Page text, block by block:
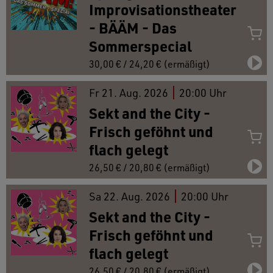
Improvisationstheater
- BÄÄM - Das
Sommerspecial
30,00 € / 24,20 € (ermäßigt)
Fr 21. Aug. 2026 20:00 Uhr
Sekt and the City -
Frisch geföhnt und
flach gelegt
26,50 € / 20,80 € (ermäßigt)
Sa 22. Aug. 2026 20:00 Uhr
Sekt and the City -
Frisch geföhnt und
flach gelegt